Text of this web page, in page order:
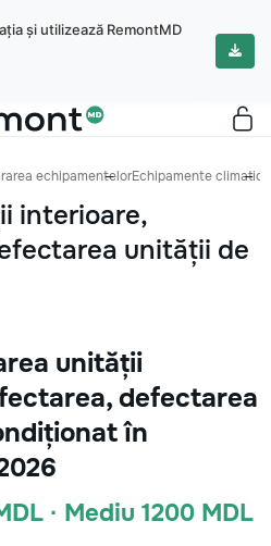
și utilizează RemontMD
echipamentelorEchipamente climatice
interioare,
unității de
unității
defectarea
în
· Mediu 1200 MDL